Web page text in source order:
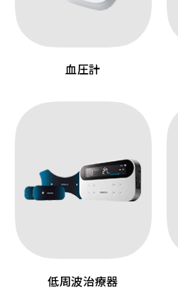
血圧計
低周波治療器